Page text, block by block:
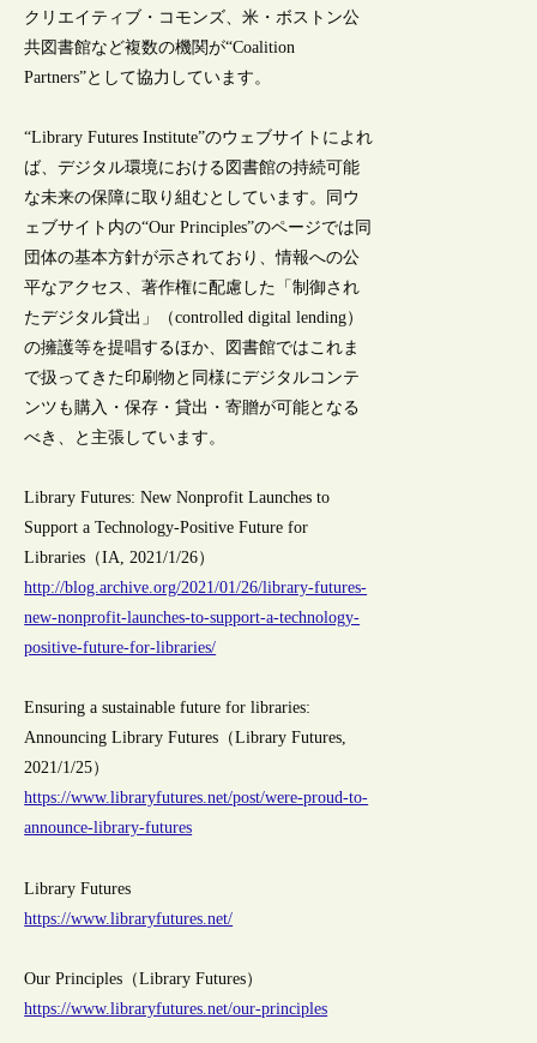
クリエイティブ・コモンズ、米・ボストン公
共図書館など複数の機関が“Coalition
Partners”として協力しています。
“Library Futures Institute”のウェブサイトによれ
ば、デジタル環境における図書館の持続可能
な未来の保障に取り組むとしています。同ウ
ェブサイト内の“Our Principles”のページでは同
団体の基本方針が示されており、情報への公
平なアクセス、著作権に配慮した「制御され
たデジタル貸出」（controlled digital lending）
の擁護等を提唱するほか、図書館ではこれま
で扱ってきた印刷物と同様にデジタルコンテ
ンツも購入・保存・貸出・寄贈が可能となる
べき、と主張しています。
Library Futures: New Nonprofit Launches to
Support a Technology-Positive Future for
Libraries（IA, 2021/1/26）
http://blog.archive.org/2021/01/26/library-futures-
new-nonprofit-launches-to-support-a-technology-
positive-future-for-libraries/
Ensuring a sustainable future for libraries:
Announcing Library Futures（Library Futures,
2021/1/25）
https://www.libraryfutures.net/post/were-proud-to-
announce-library-futures
Library Futures
https://www.libraryfutures.net/
Our Principles（Library Futures）
https://www.libraryfutures.net/our-principles